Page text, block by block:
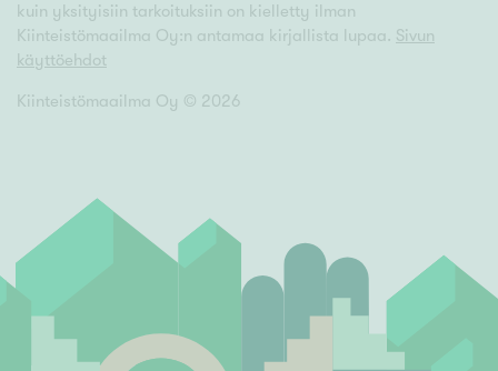
kuin yksityisiin tarkoituksiin on kielletty ilman
Kiinteistömaailma Oy:n antamaa kirjallista lupaa. Sivun
käyttöehdot
Kiinteistömaailma Oy © 2026